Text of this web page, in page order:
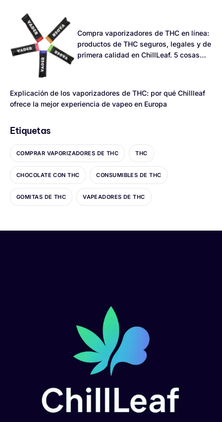
Compra vaporizadores de THC en línea:
productos de THC seguros, legales y de
primera calidad en ChillLeaf. 5 cosas
Explicación de los vaporizadores de THC: por qué Chillleaf
ofrece la mejor experiencia de vapeo en Europa
Etiquetas
COMPRAR VAPORIZADORES DE THC THC
CHOCOLATE CON THC CONSUMIBLES DE THC
GOMITAS DE THC VAPEADORES DE THC